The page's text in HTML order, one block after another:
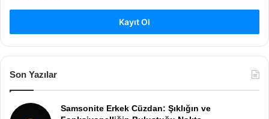
Kayıt Ol
Son Yazılar
Samsonite Erkek Cüzdan: Şıklığın ve